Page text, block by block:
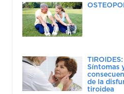
TIROIDES:
Síntomas
de la
tiroidea